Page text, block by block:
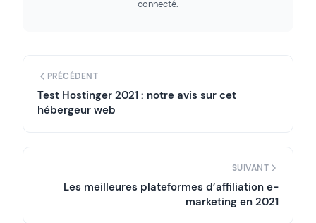
connecté.
PRÉCÉDENT
Test Hostinger 2021 : notre avis sur cet
hébergeur web
SUIVANT
Les meilleures plateformes d’affiliation e-
marketing en 2021